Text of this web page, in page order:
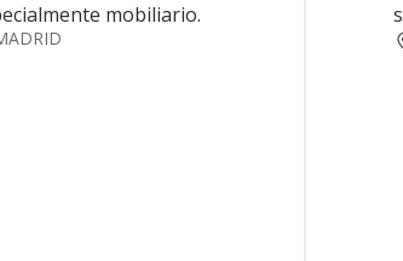
mobiliario.